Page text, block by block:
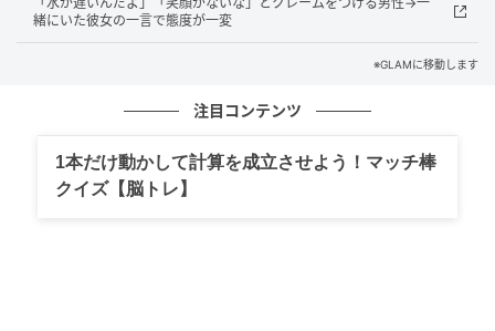
せば、そうでない者は助からない、という意味を含ん
でいる。
緒にいた彼女の一言で態度が一変
※GLAMに移動します
注目コンテンツ
1本だけ動かして計算を成立させよう！マッチ棒
クイズ【脳トレ】